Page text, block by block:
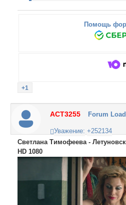
Помощь
+1
ACT3255 Forum
Уважение: +252134
Светлана Тимофеева -
HD 1080